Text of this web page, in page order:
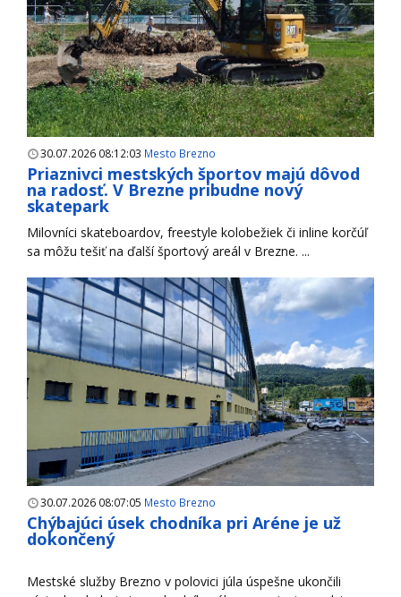
30.07.2026 08:12:03 Mesto Brezno
Priaznivci mestských športov majú dôvod
na radosť. V Brezne pribudne nový
skatepark
Milovníci skateboardov, freestyle kolobežiek či inline korčúľ
sa môžu tešiť na ďalší športový areál v Brezne. ...
30.07.2026 08:07:05 Mesto Brezno
Chýbajúci úsek chodníka pri Aréne je už
dokončený
Mestské služby Brezno v polovici júla úspešne ukončili